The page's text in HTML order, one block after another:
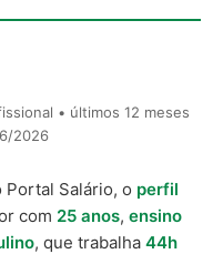
• últimos 12 meses
2026
Portal Salário, o perfil
com 25 anos, ensino
, que trabalha 44h